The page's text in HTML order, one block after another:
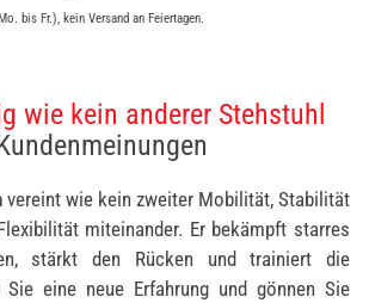
bis Fr.), kein Versand an Feiertagen.
wie kein anderer Stehstuhl
vereint wie kein zweiter Mobilität, Stabilität
miteinander. Er bekämpft starres
stärkt den Rücken und trainiert die
Sie eine neue Erfahrung und gönnen Sie